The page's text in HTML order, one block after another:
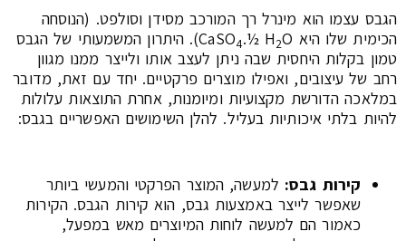
הגבס עצמו הוא מינרל רך המורכב מסידן וסולפט. (הנוסחה
הכימית שלו היא CaSO
4.½ H2
O). היתרון המשמעותי של הגבס
טמון בקלות היחסית שבה ניתן לעצב אותו ולייצר ממנו מגוון
רחב של עיצובים, ואפילו מוצרים פרקטיים. יחד עם זאת, מדובר
במלאכה הדורשת מקצועיות ומיומנות, אחרת התוצאות עלולות
להיות בלתי איכותיות בעליל. להלן השימושים האפשריים בגבס:
קירות גבס: למעשה, המוצר הפרקטי והמעשי ביותר
שאפשר לייצר באמצעות גבס, הוא קירות הגבס. הקירות
כאמור הם למעשה לוחות המיוצרים מאש במפעל,